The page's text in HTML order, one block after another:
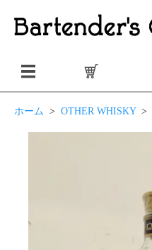
ホーム > OTHER WHISKY>